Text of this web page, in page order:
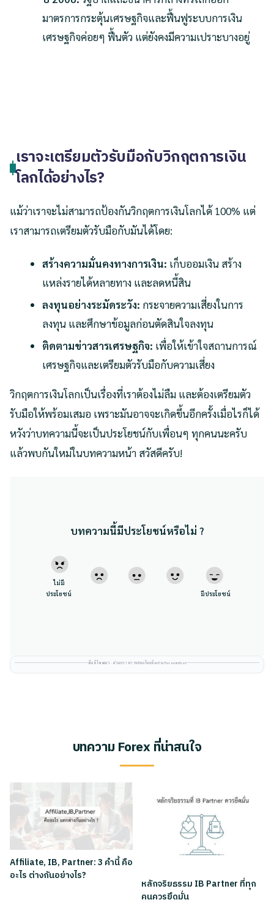
มาตรการกระตุ้นเศรษฐกิจและฟื้นฟูระบบการเงิน
เศรษฐกิจค่อยๆ ฟื้นตัว แต่ยังคงมีความเปราะบางอยู่
เราจะเตรียมตัวรับมือกับวิกฤตการเงิน
โลกได้อย่างไร?
แม้ว่าเราจะไม่สามารถป้องกันวิกฤตการเงินโลกได้ 100% แต่
เราสามารถเตรียมตัวรับมือกับมันได้โดย:
สร้างความมั่นคงทางการเงิน: เก็บออมเงิน สร้าง
แหล่งรายได้หลายทาง และลดหนี้สิน
ลงทุนอย่างระมัดระวัง: กระจายความเสี่ยงในการ
ลงทุน และศึกษาข้อมูลก่อนตัดสินใจลงทุน
ติดตามข่าวสารเศรษฐกิจ: เพื่อให้เข้าใจสถานการณ์
เศรษฐกิจและเตรียมตัวรับมือกับความเสี่ยง
วิกฤตการเงินโลกเป็นเรื่องที่เราต้องไม่ลืม และต้องเตรียมตัว
รับมือให้พร้อมเสมอ เพราะมันอาจจะเกิดขึ้นอีกครั้งเมื่อไรก็ได้
หวังว่าบทความนี้จะเป็นประโยชน์กับเพื่อนๆ ทุกคนนะครับ
แล้วพบกันใหม่ในบทความหน้า สวัสดีครับ!
บทความนี้มีประโยชน์หรือไม่ ?
ไม่มี
ประโยชน์
มีประโยชน์
พื้นที่โฆษณา · ผ่านการตรวจสอบโดยทีมงาน Forexinthai
บทความ Forex ที่น่าสนใจ
Affiliate, IB, Partner: 3 คำนี้ คือ
อะไร ต่างกันอย่างไร?
หลักจริยธรรม IB Partner ที่ทุก
คนควรยึดมั่น